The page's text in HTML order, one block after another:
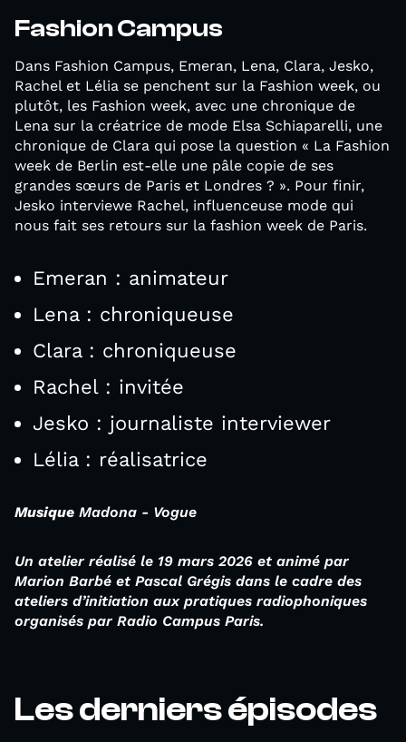
Fashion Campus
Dans Fashion Campus, Emeran, Lena, Clara, Jesko,
Rachel et Lélia se penchent sur la Fashion week, ou
plutôt, les Fashion week, avec une chronique de
Lena sur la créatrice de mode Elsa Schiaparelli, une
chronique de Clara qui pose la question « La Fashion
week de Berlin est-elle une pâle copie de ses
grandes sœurs de Paris et Londres ? ». Pour finir,
Jesko interviewe Rachel, influenceuse mode qui
nous fait ses retours sur la fashion week de Paris.
Emeran : animateur
Lena : chroniqueuse
Clara : chroniqueuse
Rachel : invitée
Jesko : journaliste interviewer
Lélia : réalisatrice
Musique Madona - Vogue
Un atelier réalisé le 19 mars 2026 et animé par
Marion Barbé et Pascal Grégis dans le cadre des
ateliers d’initiation aux pratiques radiophoniques
organisés par Radio Campus Paris.
Les derniers épisodes